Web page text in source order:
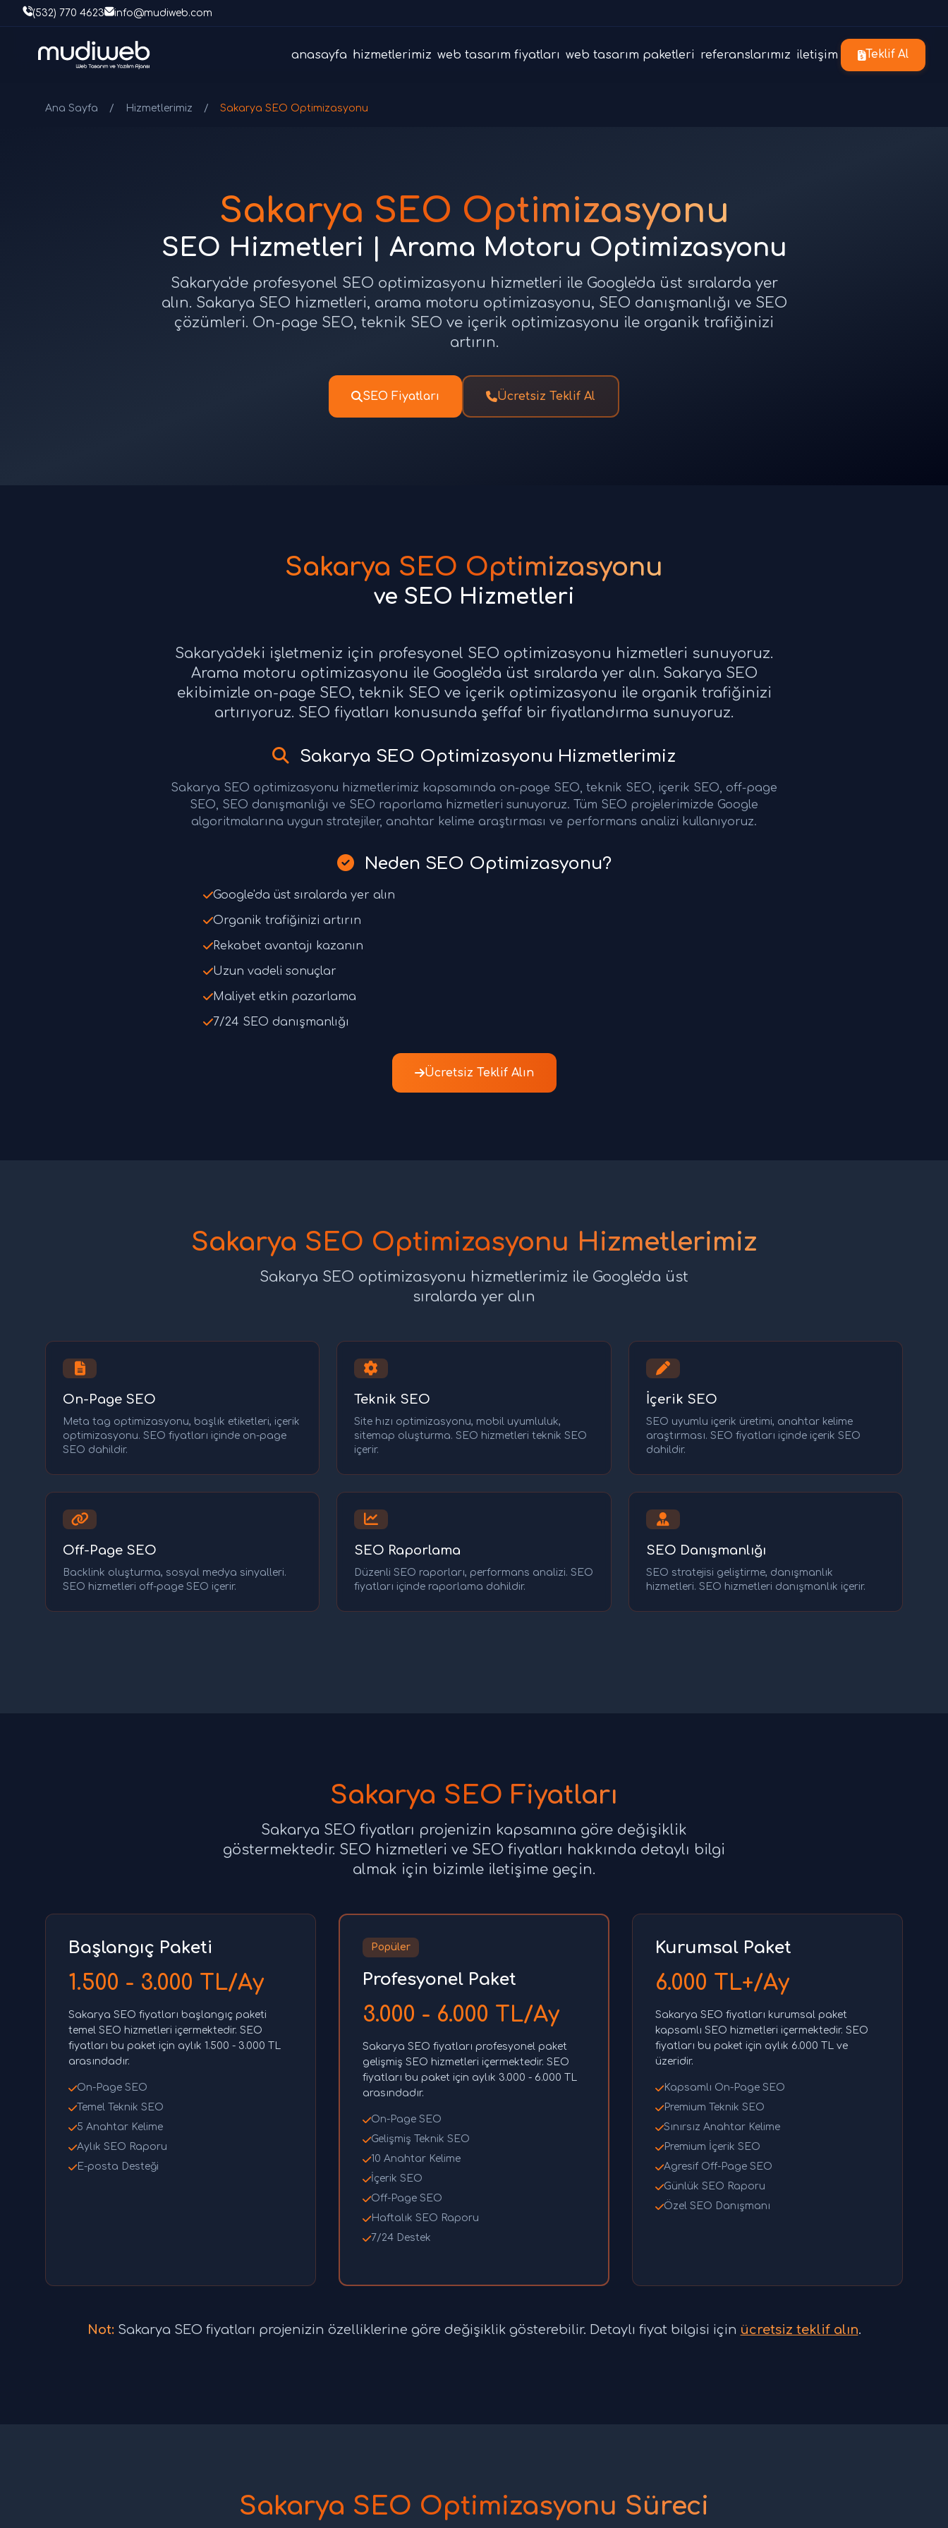
(532) 770 4623 info@mudiweb.com
anasayfa hizmetlerimiz web tasarım fiyatları web tasarım paketleri referanslarımız iletişim Teklif Al
Ana Sayfa / Hizmetlerimiz / Sakarya SEO Optimizasyonu
Sakarya SEO Optimizasyonu
SEO Hizmetleri | Arama Motoru Optimizasyonu
Sakarya'de profesyonel SEO optimizasyonu hizmetleri ile Google'da üst sıralarda yer
alın. Sakarya SEO hizmetleri, arama motoru optimizasyonu, SEO danışmanlığı ve SEO
çözümleri. On-page SEO, teknik SEO ve içerik optimizasyonu ile organik trafiğinizi
artırın.
SEO Fiyatları Ücretsiz Teklif Al
Sakarya SEO Optimizasyonu
ve SEO Hizmetleri
Sakarya'deki işletmeniz için profesyonel SEO optimizasyonu hizmetleri sunuyoruz.
Arama motoru optimizasyonu ile Google'da üst sıralarda yer alın. Sakarya SEO
ekibimizle on-page SEO, teknik SEO ve içerik optimizasyonu ile organik trafiğinizi
artırıyoruz. SEO fiyatları konusunda şeffaf bir fiyatlandırma sunuyoruz.
Sakarya SEO Optimizasyonu Hizmetlerimiz
Sakarya SEO optimizasyonu hizmetlerimiz kapsamında on-page SEO, teknik SEO, içerik SEO, off-page
SEO, SEO danışmanlığı ve SEO raporlama hizmetleri sunuyoruz. Tüm SEO projelerimizde Google
algoritmalarına uygun stratejiler, anahtar kelime araştırması ve performans analizi kullanıyoruz.
Neden SEO Optimizasyonu?
Google'da üst sıralarda yer alın
Organik trafiğinizi artırın
Rekabet avantajı kazanın
Uzun vadeli sonuçlar
Maliyet etkin pazarlama
7/24 SEO danışmanlığı
Ücretsiz Teklif Alın
Sakarya SEO Optimizasyonu Hizmetlerimiz
Sakarya SEO optimizasyonu hizmetlerimiz ile Google'da üst
sıralarda yer alın
On-Page SEO
Meta tag optimizasyonu, başlık etiketleri, içerik
optimizasyonu. SEO fiyatları içinde on-page
SEO dahildir.
Teknik SEO
Site hızı optimizasyonu, mobil uyumluluk,
sitemap oluşturma. SEO hizmetleri teknik SEO
içerir.
İçerik SEO
SEO uyumlu içerik üretimi, anahtar kelime
araştırması. SEO fiyatları içinde içerik SEO
dahildir.
Off-Page SEO
Backlink oluşturma, sosyal medya sinyalleri.
SEO hizmetleri off-page SEO içerir.
SEO Raporlama
Düzenli SEO raporları, performans analizi. SEO
fiyatları içinde raporlama dahildir.
SEO Danışmanlığı
SEO stratejisi geliştirme, danışmanlık
hizmetleri. SEO hizmetleri danışmanlık içerir.
Sakarya SEO Fiyatları
Sakarya SEO fiyatları projenizin kapsamına göre değişiklik
göstermektedir. SEO hizmetleri ve SEO fiyatları hakkında detaylı bilgi
almak için bizimle iletişime geçin.
Başlangıç Paketi
1.500 - 3.000 TL/Ay
Sakarya SEO fiyatları başlangıç paketi
temel SEO hizmetleri içermektedir. SEO
fiyatları bu paket için aylık 1.500 - 3.000 TL
arasındadır.
On-Page SEO
Temel Teknik SEO
5 Anahtar Kelime
Aylık SEO Raporu
E-posta Desteği
Popüler
Profesyonel Paket
3.000 - 6.000 TL/Ay
Sakarya SEO fiyatları profesyonel paket
gelişmiş SEO hizmetleri içermektedir. SEO
fiyatları bu paket için aylık 3.000 - 6.000 TL
arasındadır.
On-Page SEO
Gelişmiş Teknik SEO
10 Anahtar Kelime
İçerik SEO
Off-Page SEO
Haftalık SEO Raporu
7/24 Destek
Kurumsal Paket
6.000 TL+/Ay
Sakarya SEO fiyatları kurumsal paket
kapsamlı SEO hizmetleri içermektedir. SEO
fiyatları bu paket için aylık 6.000 TL ve
üzeridir.
Kapsamlı On-Page SEO
Premium Teknik SEO
Sınırsız Anahtar Kelime
Premium İçerik SEO
Agresif Off-Page SEO
Günlük SEO Raporu
Özel SEO Danışmanı
Not:Sakarya SEO fiyatları projenizin özelliklerine göre değişiklik gösterebilir. Detaylı fiyat bilgisi için ücretsiz teklif alın.
Sakarya SEO Optimizasyonu Süreci